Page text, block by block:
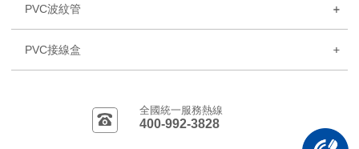
PVC波紋管
PVC接線盒
全國統一服務熱線
400-992-3828